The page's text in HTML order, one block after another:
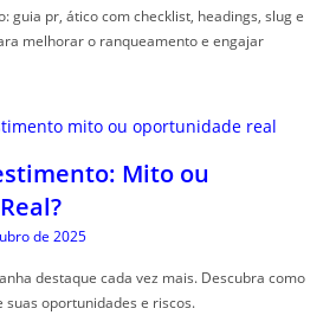
guia pr, ático com checklist, headings, slug e
melhorar o ranqueamento e engajar
Mito ou
de 2025
destaque cada vez mais. Descubra como
suas oportunidades e riscos.